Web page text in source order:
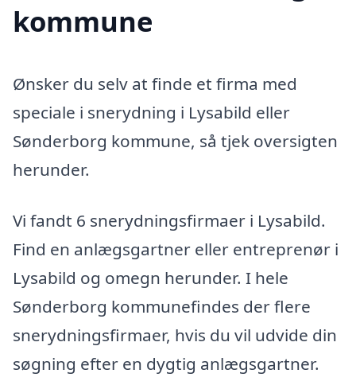
kommune
Ønsker du selv at finde et firma med
speciale i snerydning i Lysabild eller
Sønderborg kommune, så tjek oversigten
herunder.
Vi fandt 6 snerydningsfirmaer i Lysabild.
Find en anlægsgartner eller entreprenør i
Lysabild og omegn herunder. I hele
Sønderborg kommunefindes der flere
snerydningsfirmaer, hvis du vil udvide din
søgning efter en dygtig anlægsgartner.